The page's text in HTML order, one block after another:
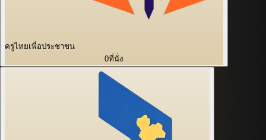
ครูไทยเพื่อประชาชน
0ที่นั่ง